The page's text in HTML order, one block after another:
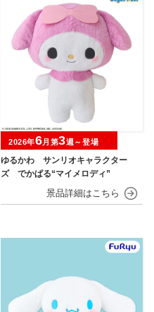
ゆるかわ サンリオキャラクター
ズ でかぱる“マイメロディ”
2026年6月第3週～登場